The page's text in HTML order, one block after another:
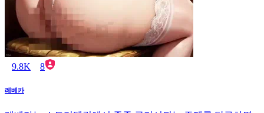
9.8K 8
레베카